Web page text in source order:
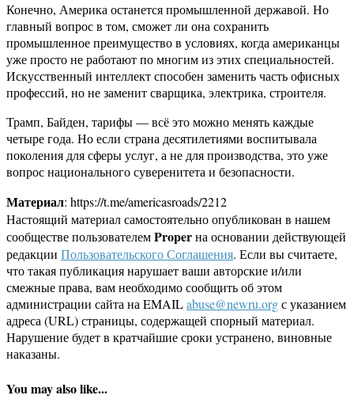
Конечно, Америка останется промышленной державой. Но
главный вопрос в том, сможет ли она сохранить
промышленное преимущество в условиях, когда американцы
уже просто не работают по многим из этих специальностей.
Искусственный интеллект способен заменить часть офисных
профессий, но не заменит сварщика, электрика, строителя.
Трамп, Байден, тарифы — всё это можно менять каждые
четыре года. Но если страна десятилетиями воспитывала
поколения для сферы услуг, а не для производства, это уже
вопрос национального суверенитета и безопасности.
Материал: https://t.me/americasroads/2212
Настоящий материал самостоятельно опубликован в нашем
сообществе пользователемProperна основании действующей
редакции Пользовательского Соглашения. Если вы считаете,
что такая публикация нарушает ваши авторские и/или
смежные права, вам необходимо сообщить об этом
администрации сайта на EMAILabuse@newru.orgс указанием
адреса (URL) страницы, содержащей спорный материал.
Нарушение будет в кратчайшие сроки устранено, виновные
наказаны.
You may also like...